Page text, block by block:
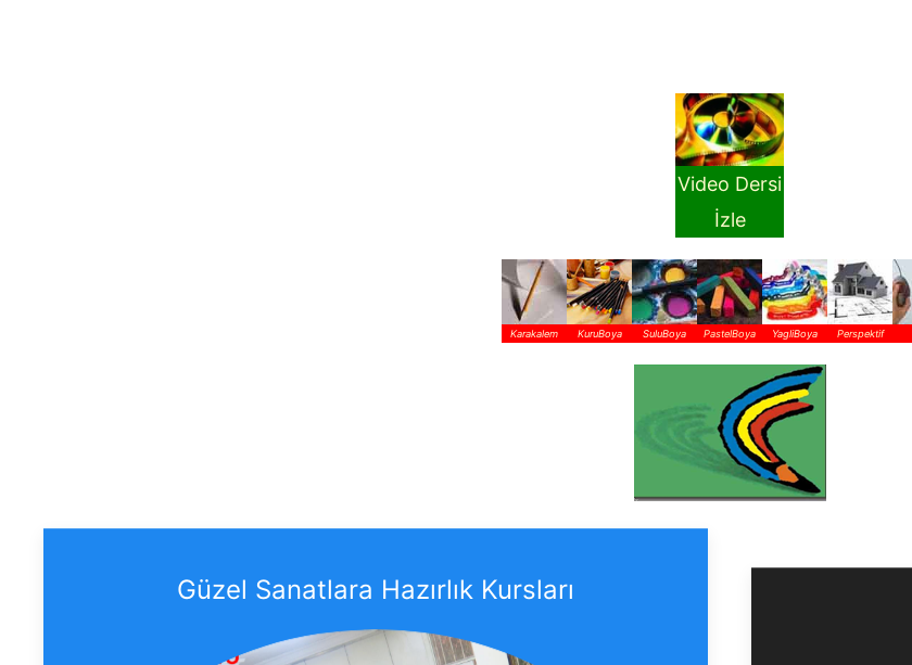
Video Dersi
İzle
Karakalem KuruBoya SuluBoya PastelBoya YagliBoya Perspektif
Güzel Sanatlara Hazırlık Kursları